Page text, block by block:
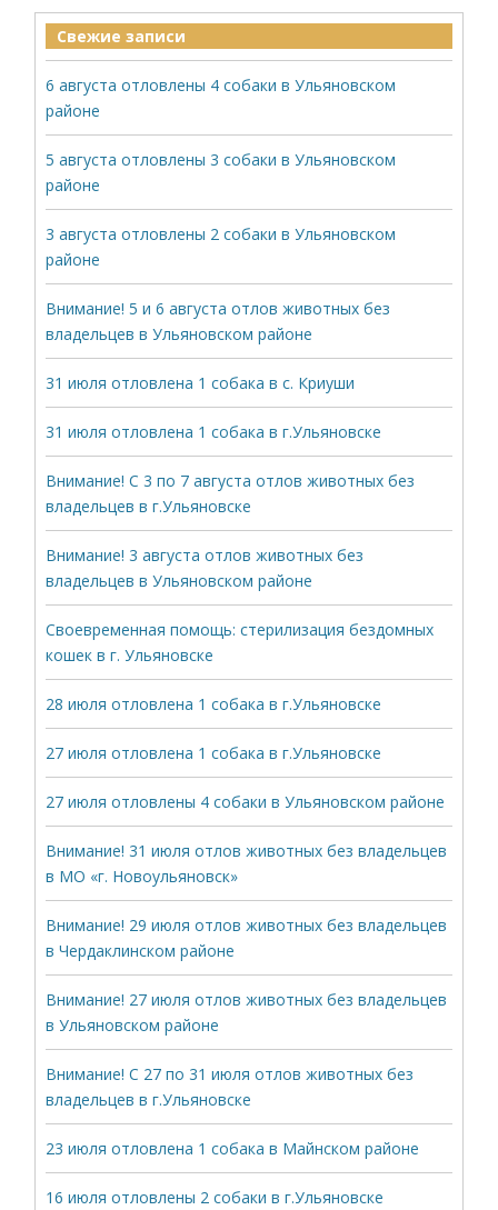
Свежие записи
6 августа отловлены 4 собаки в Ульяновском
районе
5 августа отловлены 3 собаки в Ульяновском
районе
3 августа отловлены 2 собаки в Ульяновском
районе
Внимание! 5 и 6 августа отлов животных без
владельцев в Ульяновском районе
31 июля отловлена 1 собака в с. Криуши
31 июля отловлена 1 собака в г.Ульяновске
Внимание! С 3 по 7 августа отлов животных без
владельцев в г.Ульяновске
Внимание! 3 августа отлов животных без
владельцев в Ульяновском районе
Своевременная помощь: стерилизация бездомных
кошек в г. Ульяновске
28 июля отловлена 1 собака в г.Ульяновске
27 июля отловлена 1 собака в г.Ульяновске
27 июля отловлены 4 собаки в Ульяновском районе
Внимание! 31 июля отлов животных без владельцев
в МО «г. Новоульяновск»
Внимание! 29 июля отлов животных без владельцев
в Чердаклинском районе
Внимание! 27 июля отлов животных без владельцев
в Ульяновском районе
Внимание! С 27 по 31 июля отлов животных без
владельцев в г.Ульяновске
23 июля отловлена 1 собака в Майнском районе
16 июля отловлены 2 собаки в г.Ульяновске